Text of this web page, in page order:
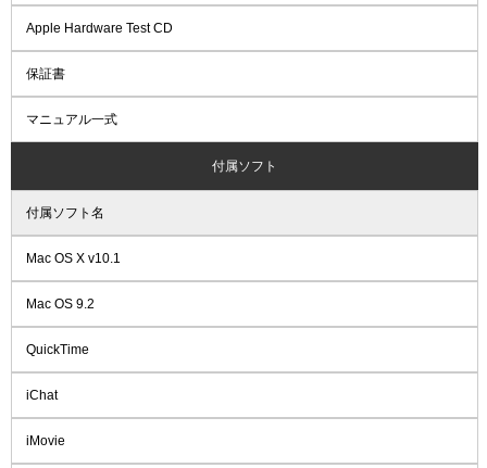
Apple Hardware Test CD
保証書
マニュアル一式
付属ソフト
付属ソフト名
Mac OS X v10.1
Mac OS 9.2
QuickTime
iChat
iMovie